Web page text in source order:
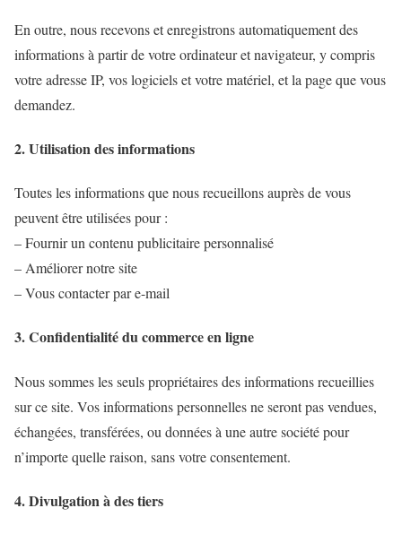
En outre, nous recevons et enregistrons automatiquement des
informations à partir de votre ordinateur et navigateur, y compris
votre adresse IP, vos logiciels et votre matériel, et la page que vous
demandez.
2. Utilisation des informations
Toutes les informations que nous recueillons auprès de vous
peuvent être utilisées pour :
– Fournir un contenu publicitaire personnalisé
– Améliorer notre site
– Vous contacter par e-mail
3. Confidentialité du commerce en ligne
Nous sommes les seuls propriétaires des informations recueillies
sur ce site. Vos informations personnelles ne seront pas vendues,
échangées, transférées, ou données à une autre société pour
n’importe quelle raison, sans votre consentement.
4. Divulgation à des tiers